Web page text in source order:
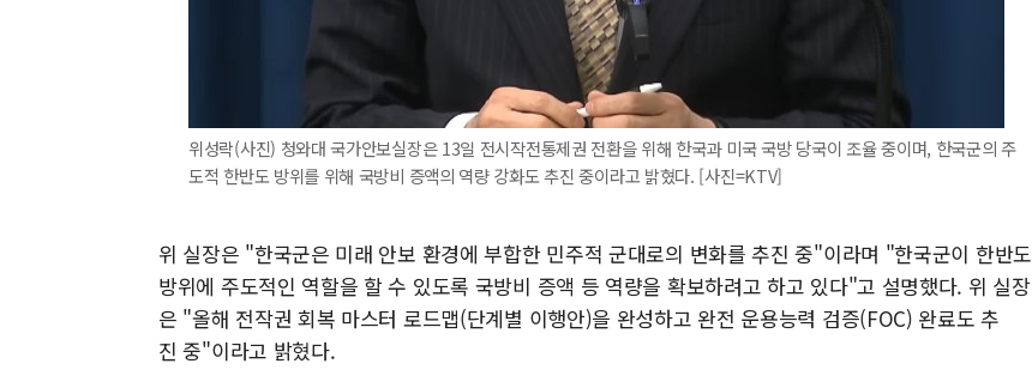
위성락(사진) 청와대 국가안보실장은 13일 전시작전통제권 전환을 위해 한국과 미국 국방 당국이 조율 중이며, 한국군의 주
도적 한반도 방위를 위해 국방비 증액의 역량 강화도 추진 중이라고 밝혔다. [사진=KTV]
위 실장은 "한국군은 미래 안보 환경에 부합한 민주적 군대로의 변화를 추진 중"이라며 "한국군이 한반도
방위에 주도적인 역할을 할 수 있도록 국방비 증액 등 역량을 확보하려고 하고 있다"고 설명했다. 위 실장
은 "올해 전작권 회복 마스터 로드맵(단계별 이행안)을 완성하고 완전 운용능력 검증(FOC) 완료도 추
진 중"이라고 밝혔다.